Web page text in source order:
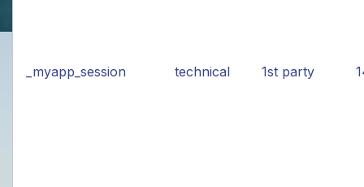
_myapp_session technical 1st party